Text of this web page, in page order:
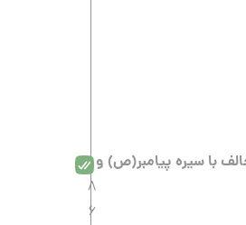
با سیره پیامبر(ص) و
8
6